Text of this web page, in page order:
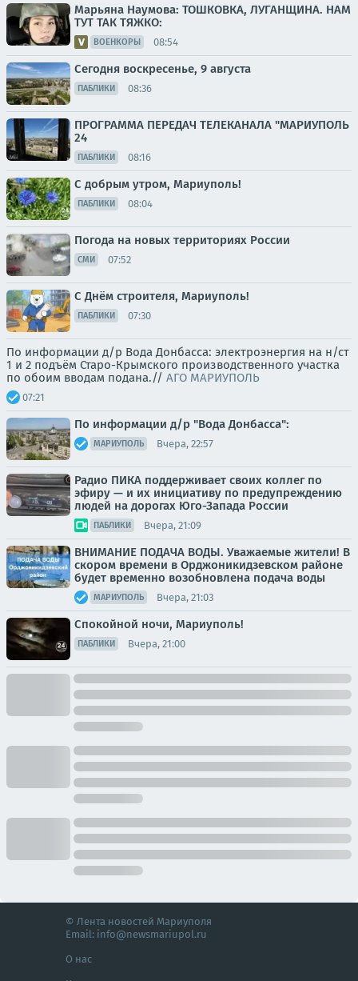
Марьяна Наумова: ТОШКОВКА, ЛУГАНЩИНА. НАМ
ТУТ ТАК ТЯЖКО:
ВОЕНКОРЫ 08:54
Сегодня воскресенье, 9 августа
ПАБЛИКИ 08:36
ПРОГРАММА ПЕРЕДАЧ ТЕЛЕКАНАЛА "МАРИУПОЛЬ
24
ПАБЛИКИ 08:16
С добрым утром, Мариуполь!
ПАБЛИКИ 08:04
Погода на новых территориях России
СМИ 07:52
С Днём строителя, Мариуполь!
ПАБЛИКИ 07:30
По информации д/р Вода Донбасса: электроэнергия на н/ст
1 и 2 подъём Старо-Крымского производственного участка
по обоим вводам подана.// АГО МАРИУПОЛЬ
07:21
По информации д/р "Вода Донбасса":
МАРИУПОЛЬ Вчера, 22:57
Радио ПИКА поддерживает своих коллег по
эфиру — и их инициативу по предупреждению
людей на дорогах Юго-Запада России
ПАБЛИКИ Вчера, 21:09
ВНИМАНИЕ ПОДАЧА ВОДЫ. Уважаемые жители! В
скором времени в Орджоникидзевском районе
будет временно возобновлена подача воды
МАРИУПОЛЬ Вчера, 21:03
Спокойной ночи, Мариуполь!
ПАБЛИКИ Вчера, 21:00
© Лента новостей Мариуполя
Email: info@newsmariupol.ru
О нас